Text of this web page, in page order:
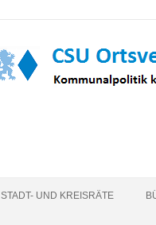
STADT- UND KREISRÄTE